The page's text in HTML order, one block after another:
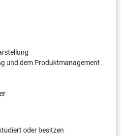
und dem Produktmanagement
oder besitzen